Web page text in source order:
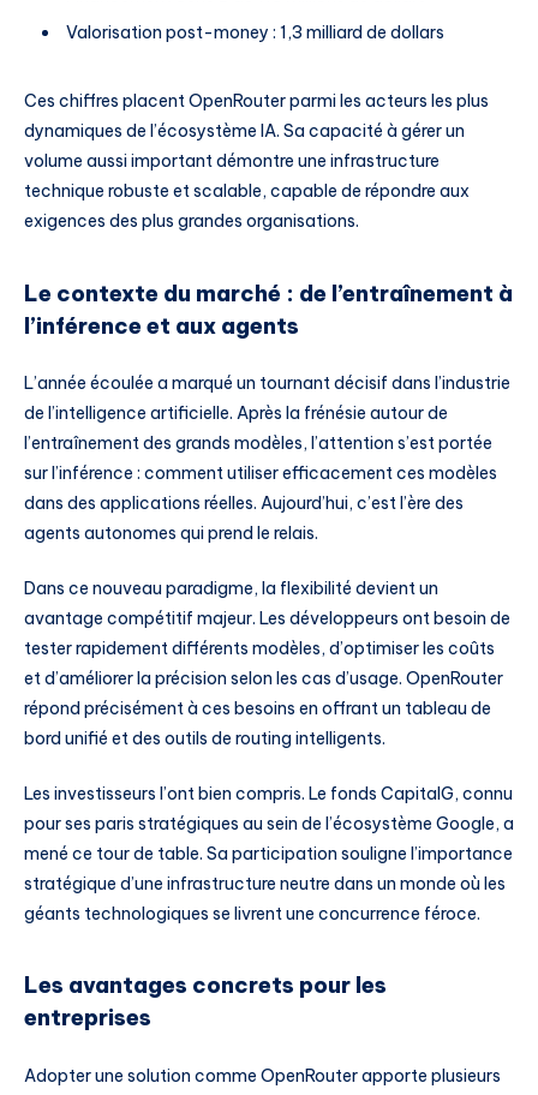
Valorisation post-money : 1,3 milliard de dollars
Ces chiffres placent OpenRouter parmi les acteurs les plus
dynamiques de l’écosystème IA. Sa capacité à gérer un
volume aussi important démontre une infrastructure
technique robuste et scalable, capable de répondre aux
exigences des plus grandes organisations.
Le contexte du marché : de l’entraînement à
l’inférence et aux agents
L’année écoulée a marqué un tournant décisif dans l’industrie
de l’intelligence artificielle. Après la frénésie autour de
l’entraînement des grands modèles, l’attention s’est portée
sur l’inférence : comment utiliser efficacement ces modèles
dans des applications réelles. Aujourd’hui, c’est l’ère des
agents autonomes qui prend le relais.
Dans ce nouveau paradigme, la flexibilité devient un
avantage compétitif majeur. Les développeurs ont besoin de
tester rapidement différents modèles, d’optimiser les coûts
et d’améliorer la précision selon les cas d’usage. OpenRouter
répond précisément à ces besoins en offrant un tableau de
bord unifié et des outils de routing intelligents.
Les investisseurs l’ont bien compris. Le fonds CapitalG, connu
pour ses paris stratégiques au sein de l’écosystème Google, a
mené ce tour de table. Sa participation souligne l’importance
stratégique d’une infrastructure neutre dans un monde où les
géants technologiques se livrent une concurrence féroce.
Les avantages concrets pour les
entreprises
Adopter une solution comme OpenRouter apporte plusieurs